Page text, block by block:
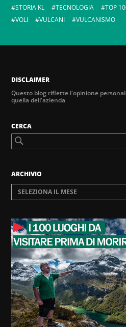
STORIA KL
TECNOLOGIA TOP
VOLI
VULCANI VULCANISMO
DISCLAIMER
Questo blog riflette l'opinione
quella dell'azienda
CERCA
ARCHIVIO
SELEZIONA IL MESE